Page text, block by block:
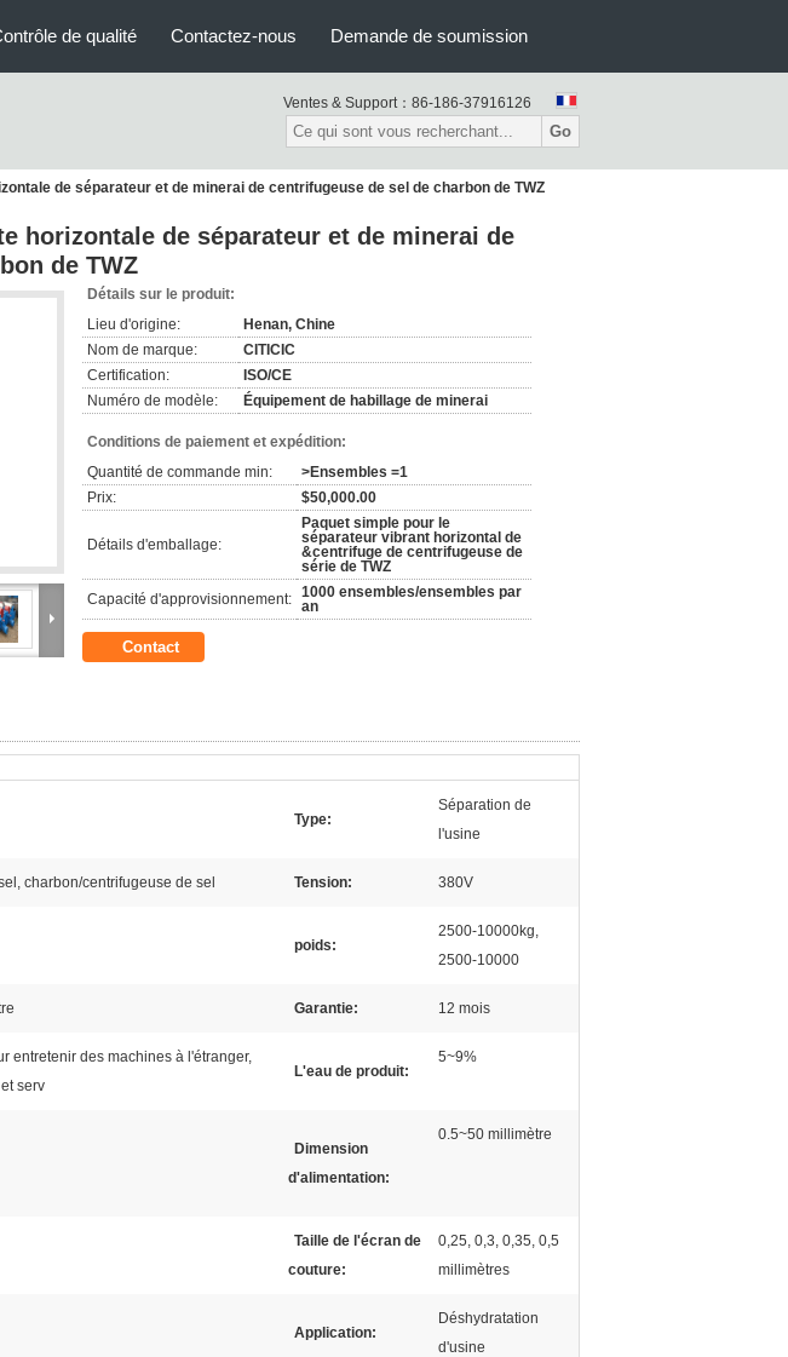
de qualité Contactez-nous Demande de soumission
Ventes & Support： 86-186-37916126
Go
de séparateur et de minerai de centrifugeuse de sel de charbon de TWZ
horizontale de séparateur et de minerai de
de TWZ
Détails sur le produit:
Lieu d'origine:
Henan, Chine
Nom de marque:
CITICIC
Certification:
ISO/CE
Numéro de modèle:
Équipement de habillage de minerai
Conditions de paiement et expédition:
Quantité de commande min:
>Ensembles =1
Prix:
$50,000.00
Détails d'emballage:
Paquet simple pour le
séparateur vibrant horizontal de
&centrifuge de centrifugeuse de
série de TWZ
Capacité d'approvisionnement: 1000 ensembles/ensembles par
an
Contact
Type:
Séparation de
l'usine
charbon/centrifugeuse de sel Tension: 380V
poids:
2500-10000kg,
2500-10000
Garantie: 12 mois
entretenir des machines à l'étranger,
serv
L'eau de produit:
5~9%
Dimension
d'alimentation:
0.5~50 millimètre
Taille de l'écran de
couture:
0,25, 0,3, 0,35, 0,5
millimètres
Application:
Déshydratation
d'usine